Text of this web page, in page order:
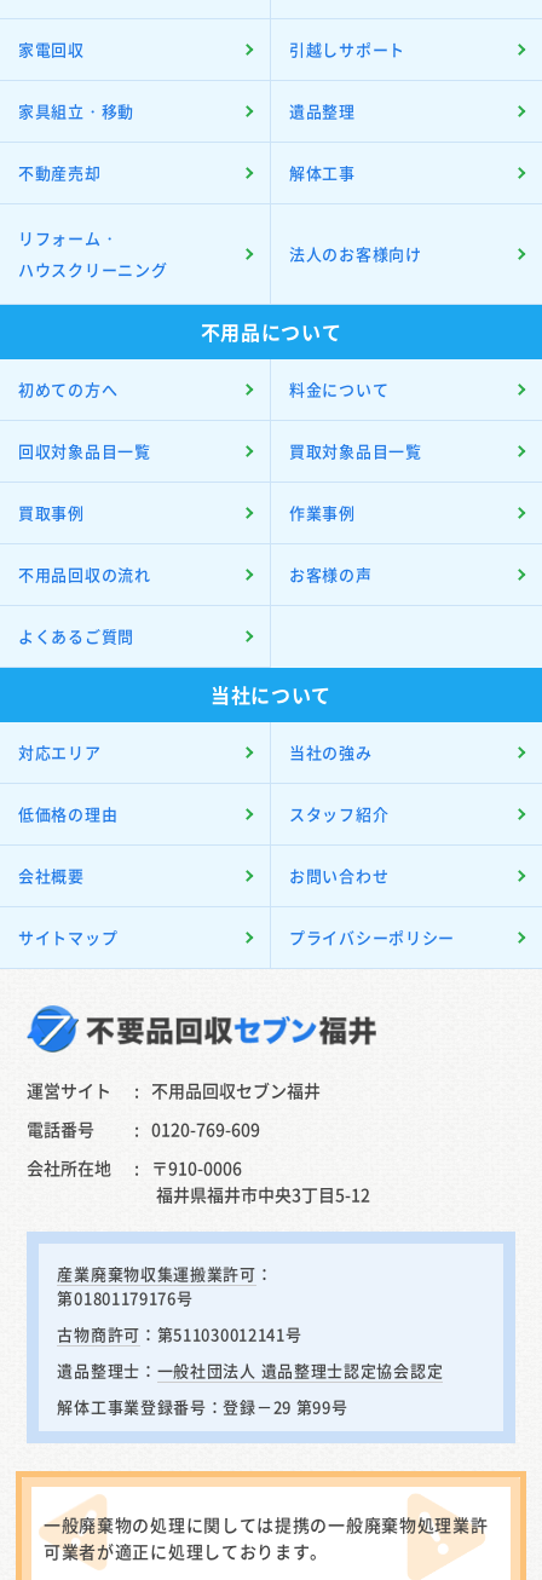
家電回収 引越しサポート
家具組立・移動 遺品整理
不動産売却 解体工事
リフォーム・
ハウスクリーニング
法人のお客様向け
不用品について
初めての方へ 料金について
回収対象品目一覧 買取対象品目一覧
買取事例 作業事例
不用品回収の流れ お客様の声
よくあるご質問
当社について
対応エリア 当社の強み
低価格の理由 スタッフ紹介
会社概要 お問い合わせ
サイトマップ プライバシーポリシー
運営サイト
不用品回収セブン福井
電話番号
0120-769-609
会社所在地
〒910-0006
福井県福井市中央3丁目5-12
産業廃棄物収集運搬業許可 ：
第01801179176号
古物商許可 ：第511030012141号
遺品整理士： 一般社団法人 遺品整理士認定協会認定
解体工事業登録番号：登録－29 第99号
一般廃棄物の処理に関しては提携の一般廃棄物処理業許
可業者が適正に処理しております。